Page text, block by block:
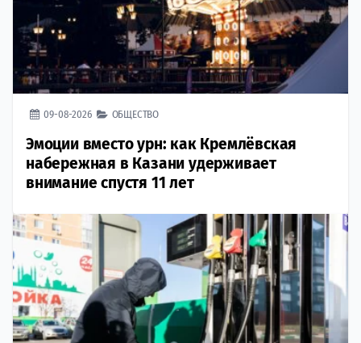
09-08-2026 ОБЩЕСТВО
Эмоции вместо урн: как Кремлёвская
набережная в Казани удерживает
внимание спустя 11 лет